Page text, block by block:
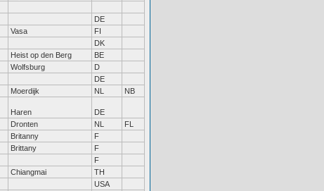
DE
Vasa
FI
DK
Heist op den Berg
BE
Wolfsburg
D
DE
Moerdijk NL NB
Haren
DE
Dronten NL
FL
Britanny
F
Brittany
F
F
Chiangmai
TH
USA